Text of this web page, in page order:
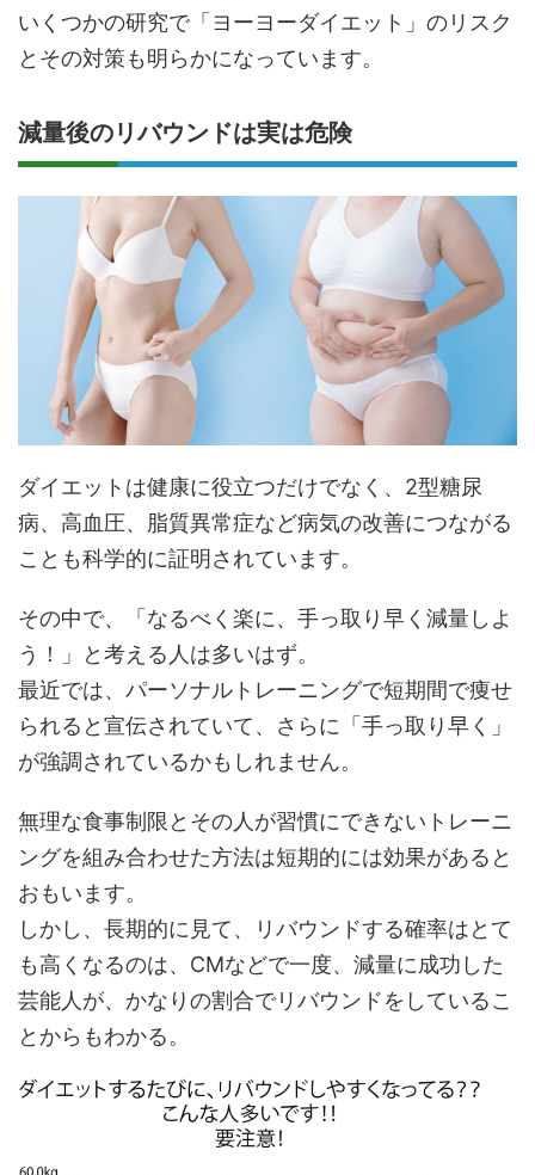
いくつかの研究で「ヨーヨーダイエット」のリスク
とその対策も明らかになっています。
減量後のリバウンドは実は危険
ダイエットは健康に役立つだけでなく、2型糖尿
病、高血圧、脂質異常症など病気の改善につながる
ことも科学的に証明されています。
その中で、「なるべく楽に、手っ取り早く減量しよ
う！」と考える人は多いはず。
最近では、パーソナルトレーニングで短期間で痩せ
られると宣伝されていて、さらに「手っ取り早く」
が強調されているかもしれません。
無理な食事制限とその人が習慣にできないトレーニ
ングを組み合わせた方法は短期的には効果があると
おもいます。
しかし、長期的に見て、リバウンドする確率はとて
も高くなるのは、CMなどで一度、減量に成功した
芸能人が、かなりの割合でリバウンドをしているこ
とからもわかる。